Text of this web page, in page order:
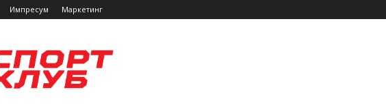
Импресум Маркетинг